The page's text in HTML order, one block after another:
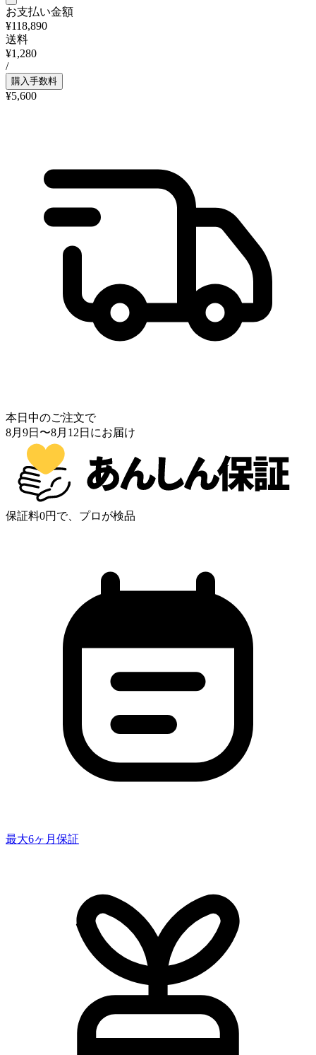
お支払い金額
¥118,890
送料
¥1,280
/
購入手数料
¥5,600
本日中のご注文で
8月9日 〜8月12日 にお届け
保証料0円で、プロが検品
最大6ヶ月保証